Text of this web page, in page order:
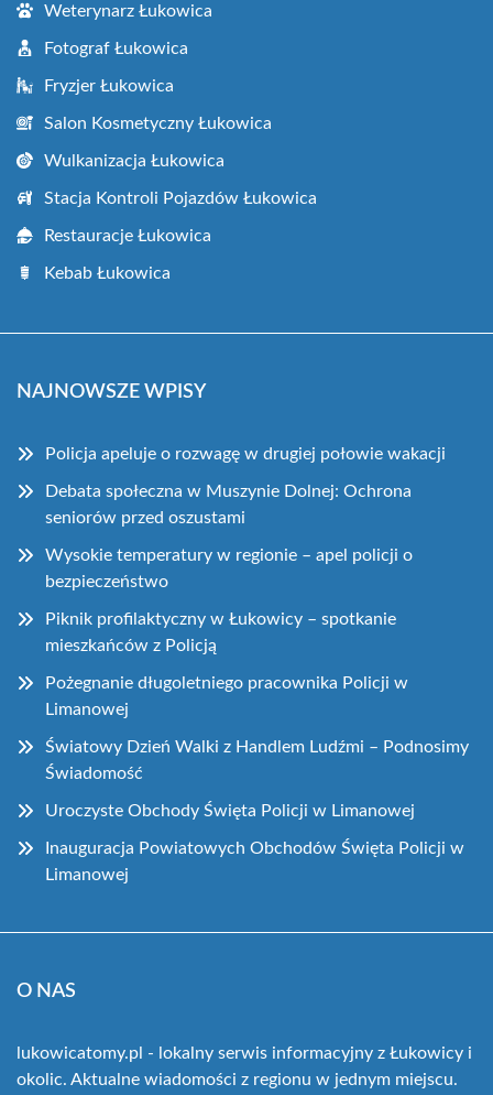
Weterynarz Łukowica
Fotograf Łukowica
Fryzjer Łukowica
Salon Kosmetyczny Łukowica
Wulkanizacja Łukowica
Stacja Kontroli Pojazdów Łukowica
Restauracje Łukowica
Kebab Łukowica
NAJNOWSZE WPISY
Policja apeluje o rozwagę w drugiej połowie wakacji
Debata społeczna w Muszynie Dolnej: Ochrona
seniorów przed oszustami
Wysokie temperatury w regionie – apel policji o
bezpieczeństwo
Piknik profilaktyczny w Łukowicy – spotkanie
mieszkańców z Policją
Pożegnanie długoletniego pracownika Policji w
Limanowej
Światowy Dzień Walki z Handlem Ludźmi – Podnosimy
Świadomość
Uroczyste Obchody Święta Policji w Limanowej
Inauguracja Powiatowych Obchodów Święta Policji w
Limanowej
O NAS
lukowicatomy.pl - lokalny serwis informacyjny z Łukowicy i
okolic. Aktualne wiadomości z regionu w jednym miejscu.